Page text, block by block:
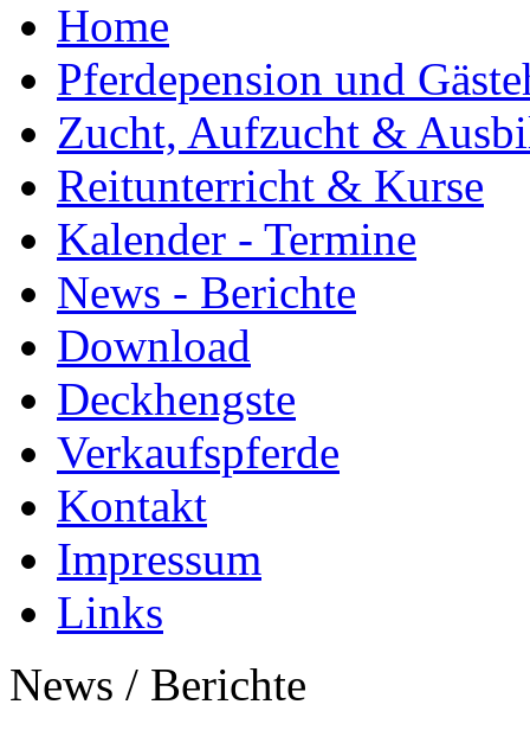
Home
Pferdepension und
Zucht, Aufzucht &
Reitunterricht & Kurse
Kalender - Termine
News - Berichte
Download
Deckhengste
Verkaufspferde
Kontakt
Impressum
Links
News / Berichte